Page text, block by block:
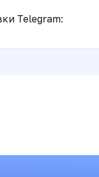
Telegram: